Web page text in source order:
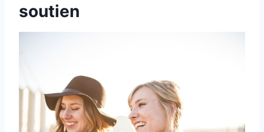
soutien